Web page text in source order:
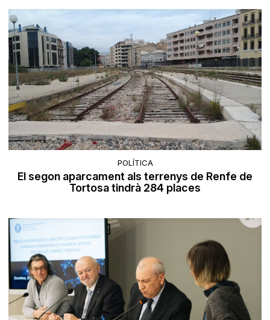
POLÍTICA
El segon aparcament als terrenys de Renfe de
Tortosa tindrà 284 places